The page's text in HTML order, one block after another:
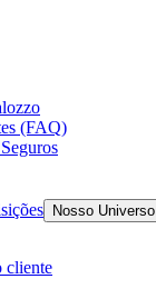
(FAQ)
Nosso Universo
cliente